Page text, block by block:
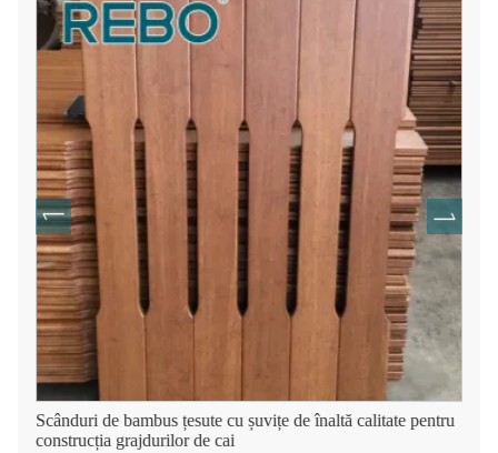
Scânduri de bambus țesute cu șuvițe de înaltă calitate pentru
construcția grajdurilor de cai